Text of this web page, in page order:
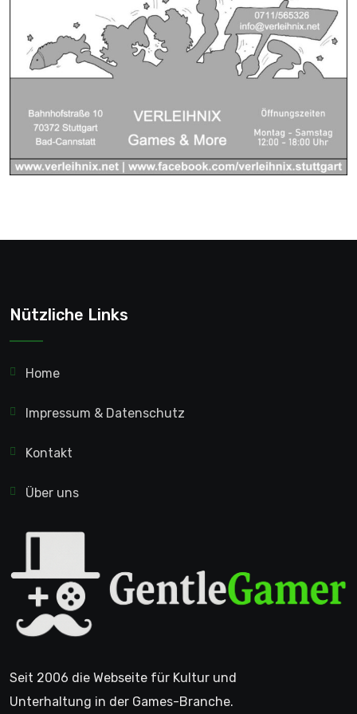
Nützliche Links
Home
Impressum & Datenschutz
Kontakt
Über uns
Seit 2006 die Webseite für Kultur und
Unterhaltung in der Games-Branche.